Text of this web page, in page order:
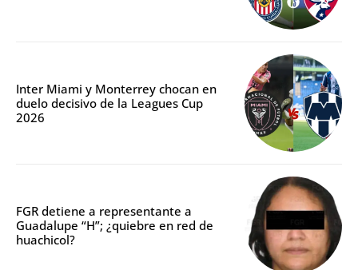
Inter Miami y Monterrey chocan en
duelo decisivo de la Leagues Cup
2026
FGR detiene a representante a
Guadalupe “H”; ¿quiebre en red de
huachicol?